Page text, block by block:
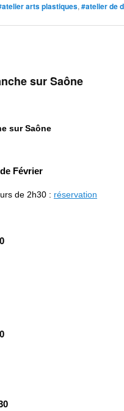
arts plastiques, #atelier de
sur Saône
sur Saône
Février
de 2h30 : réservation